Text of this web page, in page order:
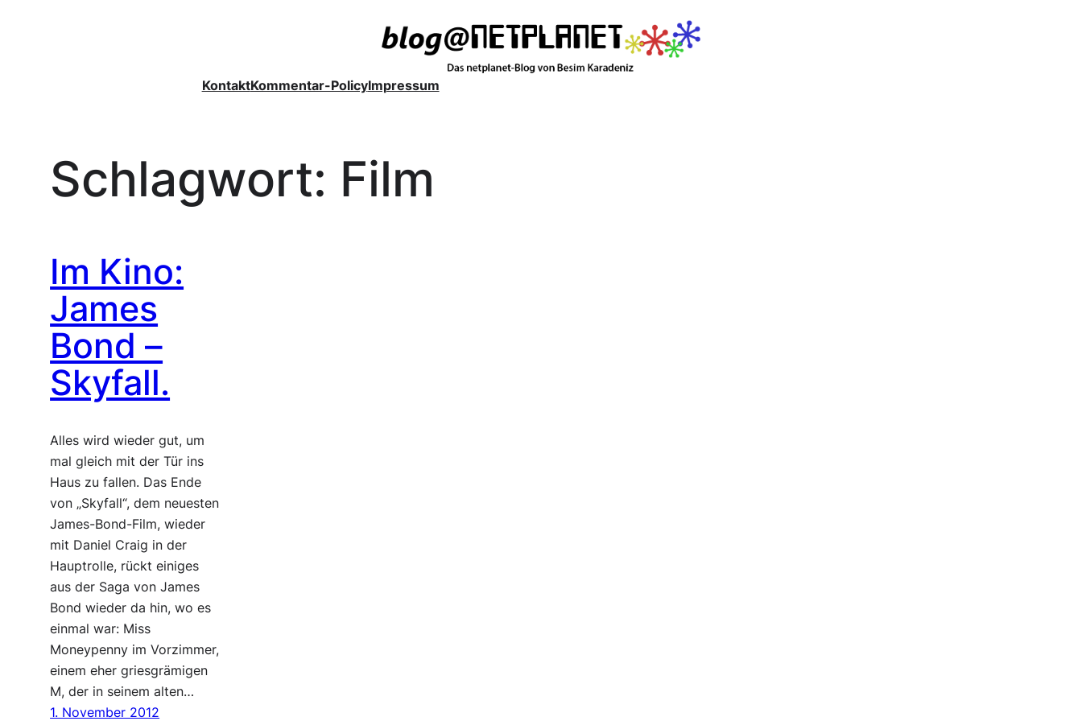
KontaktKommentar-PolicyImpressum
Schlagwort: Film
Im Kino:
James
Bond –
Skyfall.
Alles wird wieder gut, um
mal gleich mit der Tür ins
Haus zu fallen. Das Ende
von „Skyfall“, dem neuesten
James-Bond-Film, wieder
mit Daniel Craig in der
Hauptrolle, rückt einiges
aus der Saga von James
Bond wieder da hin, wo es
einmal war: Miss
Moneypenny im Vorzimmer,
einem eher griesgrämigen
M, der in seinem alten…
1. November 2012